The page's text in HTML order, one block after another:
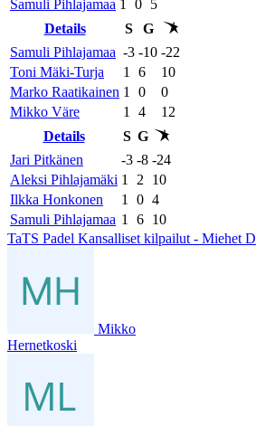
Samuli Pihlajamaa 1 0 5
Details
S
G
Samuli Pihlajamaa -3 -10 -22
Toni Mäki-Turja
1 6
10
Marko Raatikainen 1 0
0
Mikko Väre
1 4
12
Details
S G
Jari Pitkänen
-3 -8 -24
Aleksi Pihlajamäki 1 2
10
Ilkka Honkonen
1 0 4
Samuli Pihlajamaa 1 6 10
TaTS Padel Kansalliset kilpailut - Miehet D
Mikko
Hernetkoski